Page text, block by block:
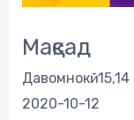
Мақсад
Давомнокӣ: 15,14
2020-10-12